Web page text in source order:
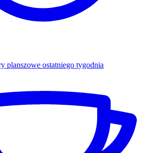
planszowe ostatniego tygodnia